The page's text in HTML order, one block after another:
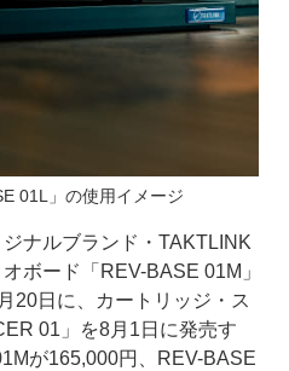
01L」の使用イメージ
ナルブランド・TAKTLINK
ボード「REV-BASE 01M」
20日に、カートリッジ・ス
01」を8月1日に発売す
が165,000円、REV-BASE